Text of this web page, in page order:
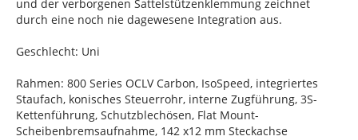
und der verborgenen Sattelstützenklemmung zeichnet
durch eine noch nie dagewesene Integration aus.
Geschlecht: Uni
Rahmen: 800 Series OCLV Carbon, IsoSpeed, integriertes
Staufach, konisches Steuerrohr, interne Zugführung, 3S-
Kettenführung, Schutzblechösen, Flat Mount-
Scheibenbremsaufnahme, 142 x12 mm Steckachse